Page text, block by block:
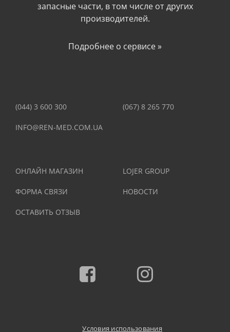
запасные части, в том числе от других
производителей.
Подробнее о сервисе »
(044) 3 600 300 (067) 8 265 770
INFO@REN-MED.COM.UA
ОНЛАЙН МАГАЗИН LOJER GROUP
ФОРМА СВЯЗИ НОВОСТИ
ОСТАВИТЬ ОТЗЫВ
Facebook Instagram
Условия использования